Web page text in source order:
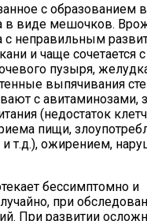
с образованием
в виде мешочков.
с неправильным
и чаще сочетается с
пузыря,
выпячивания
с авитаминозами,
(недостаток
пищи,
и т.д.), ожирением,
бессимптомно и
при
При развитии